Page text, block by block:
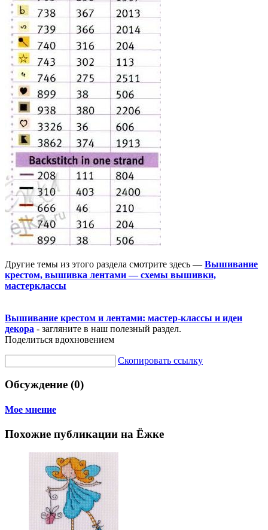
Другие темы из этого раздела смотрите здесь — Вышивание
крестом, вышивка лентами — схемы вышивки,
мастерклассы
Вышивание крестом и лентами: мастер-классы и идеи
декора - загляните в наш полезный раздел.
Поделиться вдохновением
Скопировать ссылку
Обсуждение (0)
Мое мнение
Похожие публикации на Ёжке